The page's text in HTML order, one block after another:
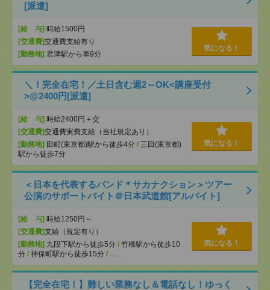
[派遣]
[給 与] 時給1500円
[交通費]交通費支給有り
[勤務地] 君津駅から車9分
気になる！
＼！完全在宅！／土日含む週2～OK<講座受付
>@2400円[派遣]
[給 与] 時給2400円＋交
[交通費]交通費実費支給（当社規定あり）
[勤務地] 田町(東京都)駅から徒歩4分 / 三田(東京都)
駅から徒歩7分
気になる！
＜日本を代表するバンド＊サカナクション＞ツアー
公演のサポートバイト＠日本武道館[アルバイト]
[給 与] 時給1250円～
[交通費]支給（規定有り）
[勤務地] 九段下駅から徒歩5分 / 竹橋駅から徒歩10
分 / 神保町駅から徒歩15分 / …
気になる！
【完全在宅！】難しい業務なし＆電話なし！ゆっく